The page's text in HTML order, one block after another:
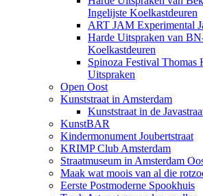
Ingelijste Koelkastdeuren
ART JAM Experimental
Harde Uitspraken van
Koelkastdeuren
Spinoza Festival Thomas
Uitspraken
Open Oost
Kunststraat in Amsterdam
Kunststraat in de
KunstBAR
Kindermonument Joubertstraat
KRIMP Club Amsterdam
Straatmuseum in Amsterdam
Maak wat moois van al die
Eerste Postmoderne Spookhuis